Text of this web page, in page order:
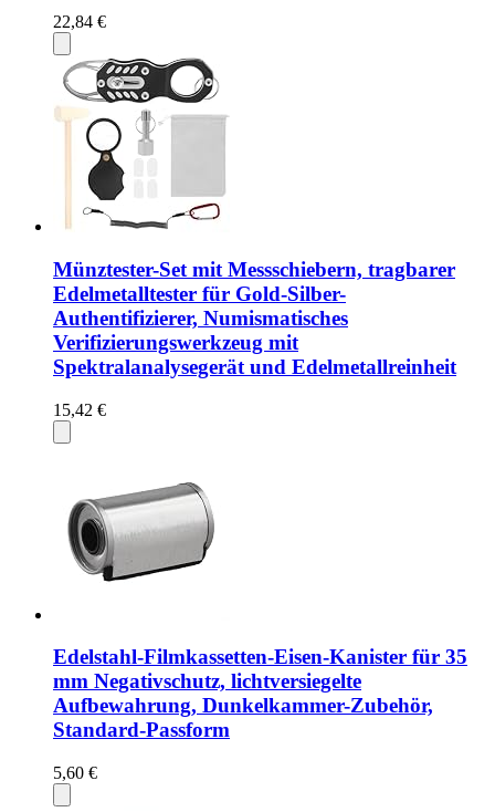
22,84 €
Münztester-Set mit Messschiebern, tragbarer
Edelmetalltester für Gold-Silber-
Authentifizierer, Numismatisches
Verifizierungswerkzeug mit
Spektralanalysegerät und Edelmetallreinheit
15,42 €
Edelstahl-Filmkassetten-Eisen-Kanister für 35
mm Negativschutz, lichtversiegelte
Aufbewahrung, Dunkelkammer-Zubehör,
Standard-Passform
5,60 €